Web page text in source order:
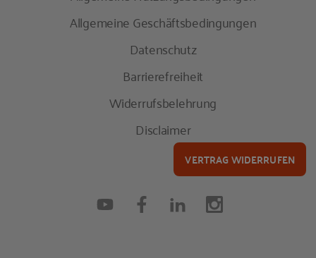
Allgemeine Geschäftsbedingungen
Datenschutz
Barrierefreiheit
Widerrufsbelehrung
Disclaimer
VERTRAG WIDERRUFEN